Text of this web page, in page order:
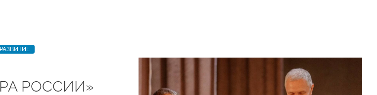
РОССИИ»